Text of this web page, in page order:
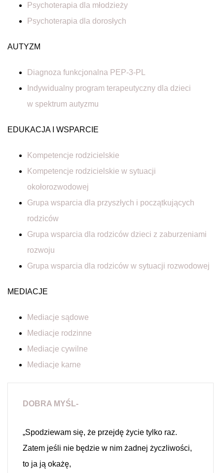
Psychoterapia dla młodzieży
Psychoterapia dla dorosłych
AUTYZM
Diagnoza funkcjonalna PEP-3-PL
Indywidualny program terapeutyczny dla dzieci
w spektrum autyzmu
EDUKACJA I WSPARCIE
Kompetencje rodzicielskie
Kompetencje rodzicielskie w sytuacji
okołorozwodowej
Grupa wsparcia dla przyszłych i początkujących
rodziców
Grupa wsparcia dla rodziców dzieci z zaburzeniami
rozwoju
Grupa wsparcia dla rodziców w sytuacji rozwodowej
MEDIACJE
Mediacje sądowe
Mediacje rodzinne
Mediacje cywilne
Mediacje karne
DOBRA MYŚL-
„Spodziewam się, że przejdę życie tylko raz.
Zatem jeśli nie będzie w nim żadnej życzliwości,
to ja ją okażę,